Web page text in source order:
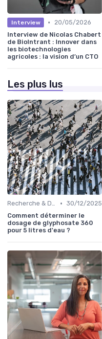
Interview •
20/05/2026
Interview de Nicolas Chabert
de BioIntrant : Innover dans
les biotechnologies
agricoles : la vision d’un CTO
Les plus lus
Recherche & Développement • 30/12/2025
Comment déterminer le
dosage de glyphosate 360
pour 5 litres d'eau ?